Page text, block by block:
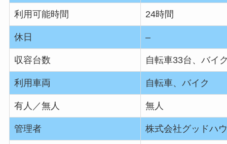
利用可能時間 24時間
休日 –
収容台数 自転車33台、バイ
利用車両 自転車、バイク
有人／無人 無人
管理者 株式会社グッドハ